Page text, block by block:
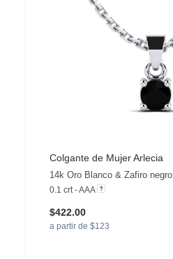
Colgante de Mujer Arlecia
14k Oro Blanco & Zafiro negro
0.1 crt - AAA
$422.00
a partir de $123